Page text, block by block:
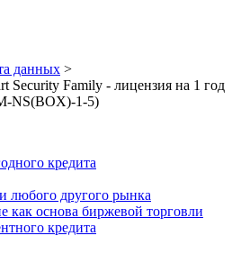
данных >
Security Family - лицензия на 1 год
NS(BOX)-1-5)
кредита
любого другого рынка
как основа биржевой торговли
кредита